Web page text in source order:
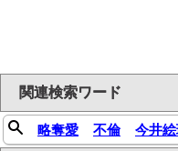
関連検索ワード
略奪愛 不倫 今井